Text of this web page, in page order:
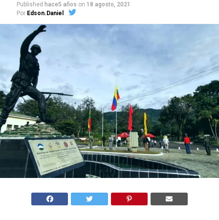
Published hace5 años on 18 agosto, 2021
Por Edson.Daniel